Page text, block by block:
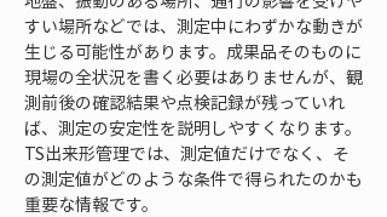
すい場所などでは、測定中にわずかな動きが
生じる可能性があります。成果品そのものに
現場の全状況を書く必要はありませんが、観
測前後の確認結果や点検記録が残っていれ
ば、測定の安定性を説明しやすくなります。
TS出来形管理では、測定値だけでなく、そ
の測定値がどのような条件で得られたのかも
重要な情報です。